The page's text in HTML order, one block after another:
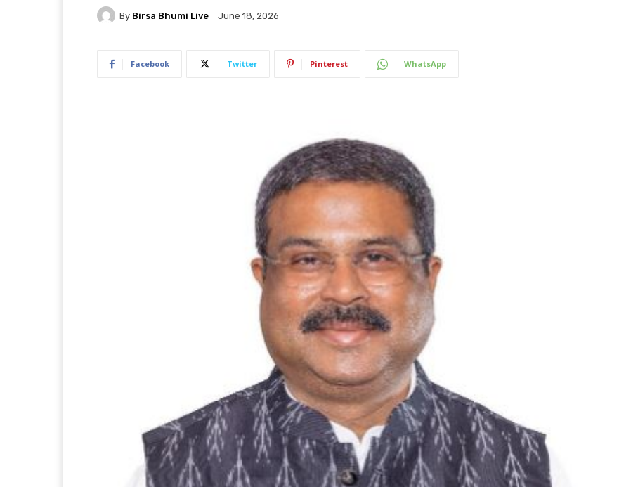
By Birsa Bhumi Live June 18, 2026
Facebook Twitter Pinterest WhatsApp